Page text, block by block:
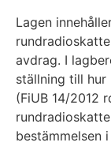
Lagen
avdrag. I
ställning till hur
(FiUB 14/2012
bestämmelsen